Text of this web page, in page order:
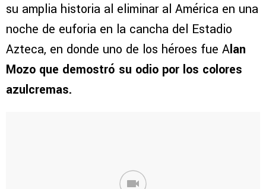
su amplia historia al eliminar al América en una
noche de euforia en la cancha del Estadio
Azteca, en donde uno de los héroes fue Alan
Mozo que demostró su odio por los colores
azulcremas.